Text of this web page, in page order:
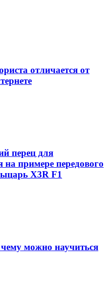
отличается от
перец для
на примере передового
X3R F1
можно научиться